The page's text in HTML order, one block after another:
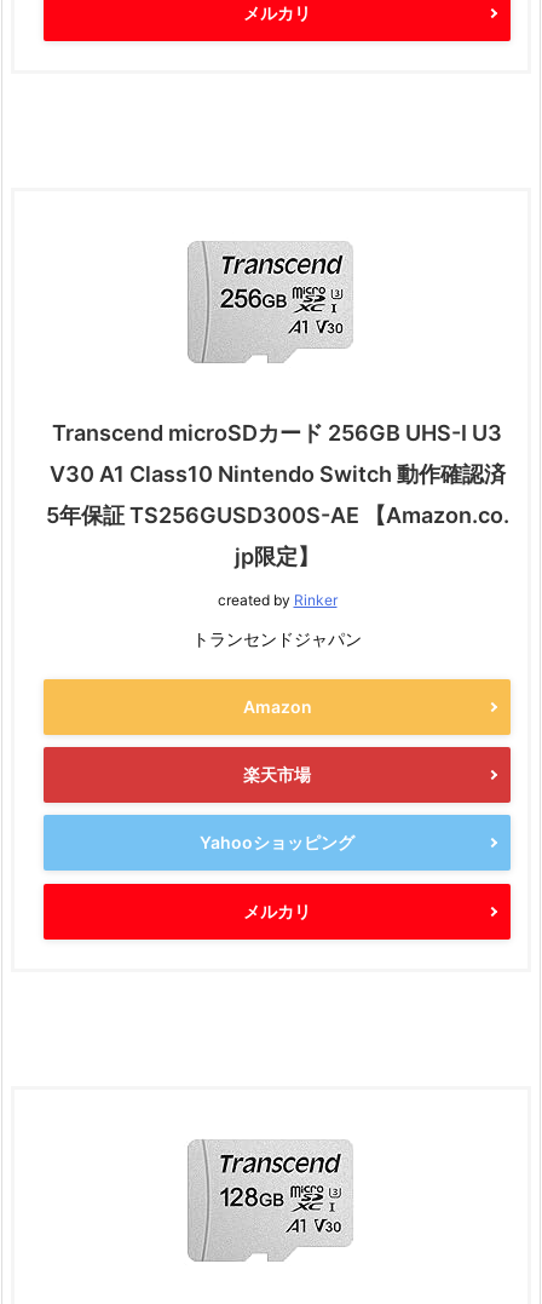
メルカリ
Transcend microSDカード 256GB UHS-I U3
V30 A1 Class10 Nintendo Switch 動作確認済
5年保証 TS256GUSD300S-AE 【Amazon.co.
jp限定】
created by Rinker
トランセンドジャパン
Amazon
楽天市場
Yahooショッピング
メルカリ